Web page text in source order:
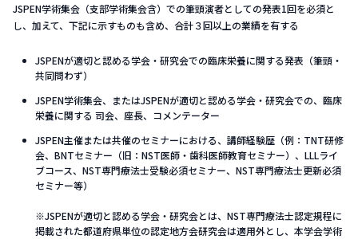
JSPEN学術集会（支部学術集会含）での筆頭演者としての発表1回を必須と
し、加えて、下記に示すものも含め、合計３回以上の業績を有する
JSPENが適切と認める学会・研究会での臨床栄養に関する発表（筆頭・
共同問わず）​
JSPEN学術集会、またはJSPENが適切と認める学会・研究会での、臨床
栄養に関する 司会、座長、コメンテーター
JSPEN主催または共催のセミナーにおける、講師経験歴（例：TNT研修
会、BNTセミナー（旧：NST医師・歯科医師教育セミナー）、LLLライ
ブコース、NST専門療法士受験必須セミナー、NST専門療法士更新必須
セミナー等）
※JSPENが適切と認める学会・研究会とは、NST専門療法士認定規程に
掲載された都道府県単位の認定地方会研究会は適用外とし、本学会学術